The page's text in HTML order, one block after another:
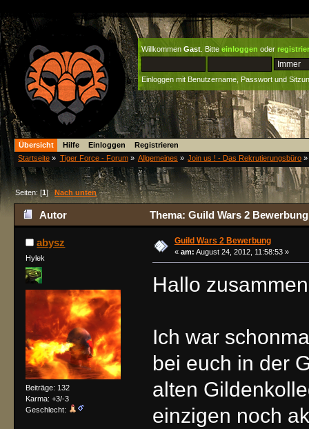
Willkommen Gast . Bitte einloggen oder
Einloggen mit Benutzername, Passwort und
Übersicht Hilfe Einloggen
Registrieren
Startseite » Tiger Force - Forum» Allgemeines » Join us ! - Das Rekrutierungsbüro »
Seiten: [1]Nach unten
Autor Thema: Guild Wars 2
abysz
Hylek
Beiträge: 132
Karma: +3/-3
Geschlecht:
Guild Wars 2 Bewerbung
« am: August 24, 2012, 11:58:53 »
Hallo
Ich war
bei euch in der
alten
einzigen noch